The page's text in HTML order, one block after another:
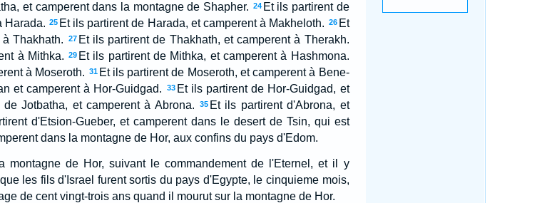
et camperent dans la montagne de Shapher. 24 Et ils partirent de
Harada. 25 Et ils partirent de Harada, et camperent à Makheloth. 26 Et
Thakhath.
27 Et ils partirent de Thakhath, et camperent à Therakh.
à Mithka. 29 Et ils partirent de Mithka, et camperent à Hashmona.
à Moseroth. 31 Et ils partirent de Moseroth, et camperent à Bene-
et camperent à Hor-Guidgad. 33 Et ils partirent de Hor-Guidgad, et
de Jotbatha, et camperent à Abrona. 35 Et ils partirent d'Abrona, et
d'Etsion-Gueber, et camperent dans le desert de Tsin, qui est
dans la montagne de Hor, aux confins du pays d'Edom.
montagne de Hor, suivant le commandement de l'Eternel, et il y
les fils d'Israel furent sortis du pays d'Egypte, le cinquieme mois,
de cent vingt-trois ans quand il mourut sur la montagne de Hor.